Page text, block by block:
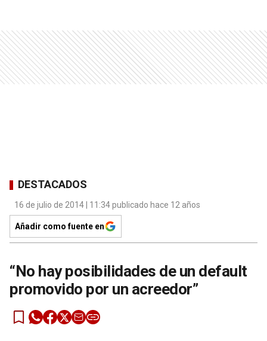
DESTACADOS
16 de julio de 2014 | 11:34 publicado hace 12 años
Añadir como fuente en
“No hay posibilidades de un default
promovido por un acreedor”